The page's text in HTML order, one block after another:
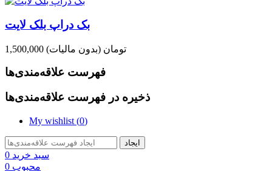
بک دراپ بلک لایت
1,500,000 تومان (بدون مالیات)
فهرست علاقه‌مندی‌ها
ذخیره در فهرست علاقه‌مندی‌ها
My wishlist (0)
ایجاد
سبد خرید 0
محبوب 0